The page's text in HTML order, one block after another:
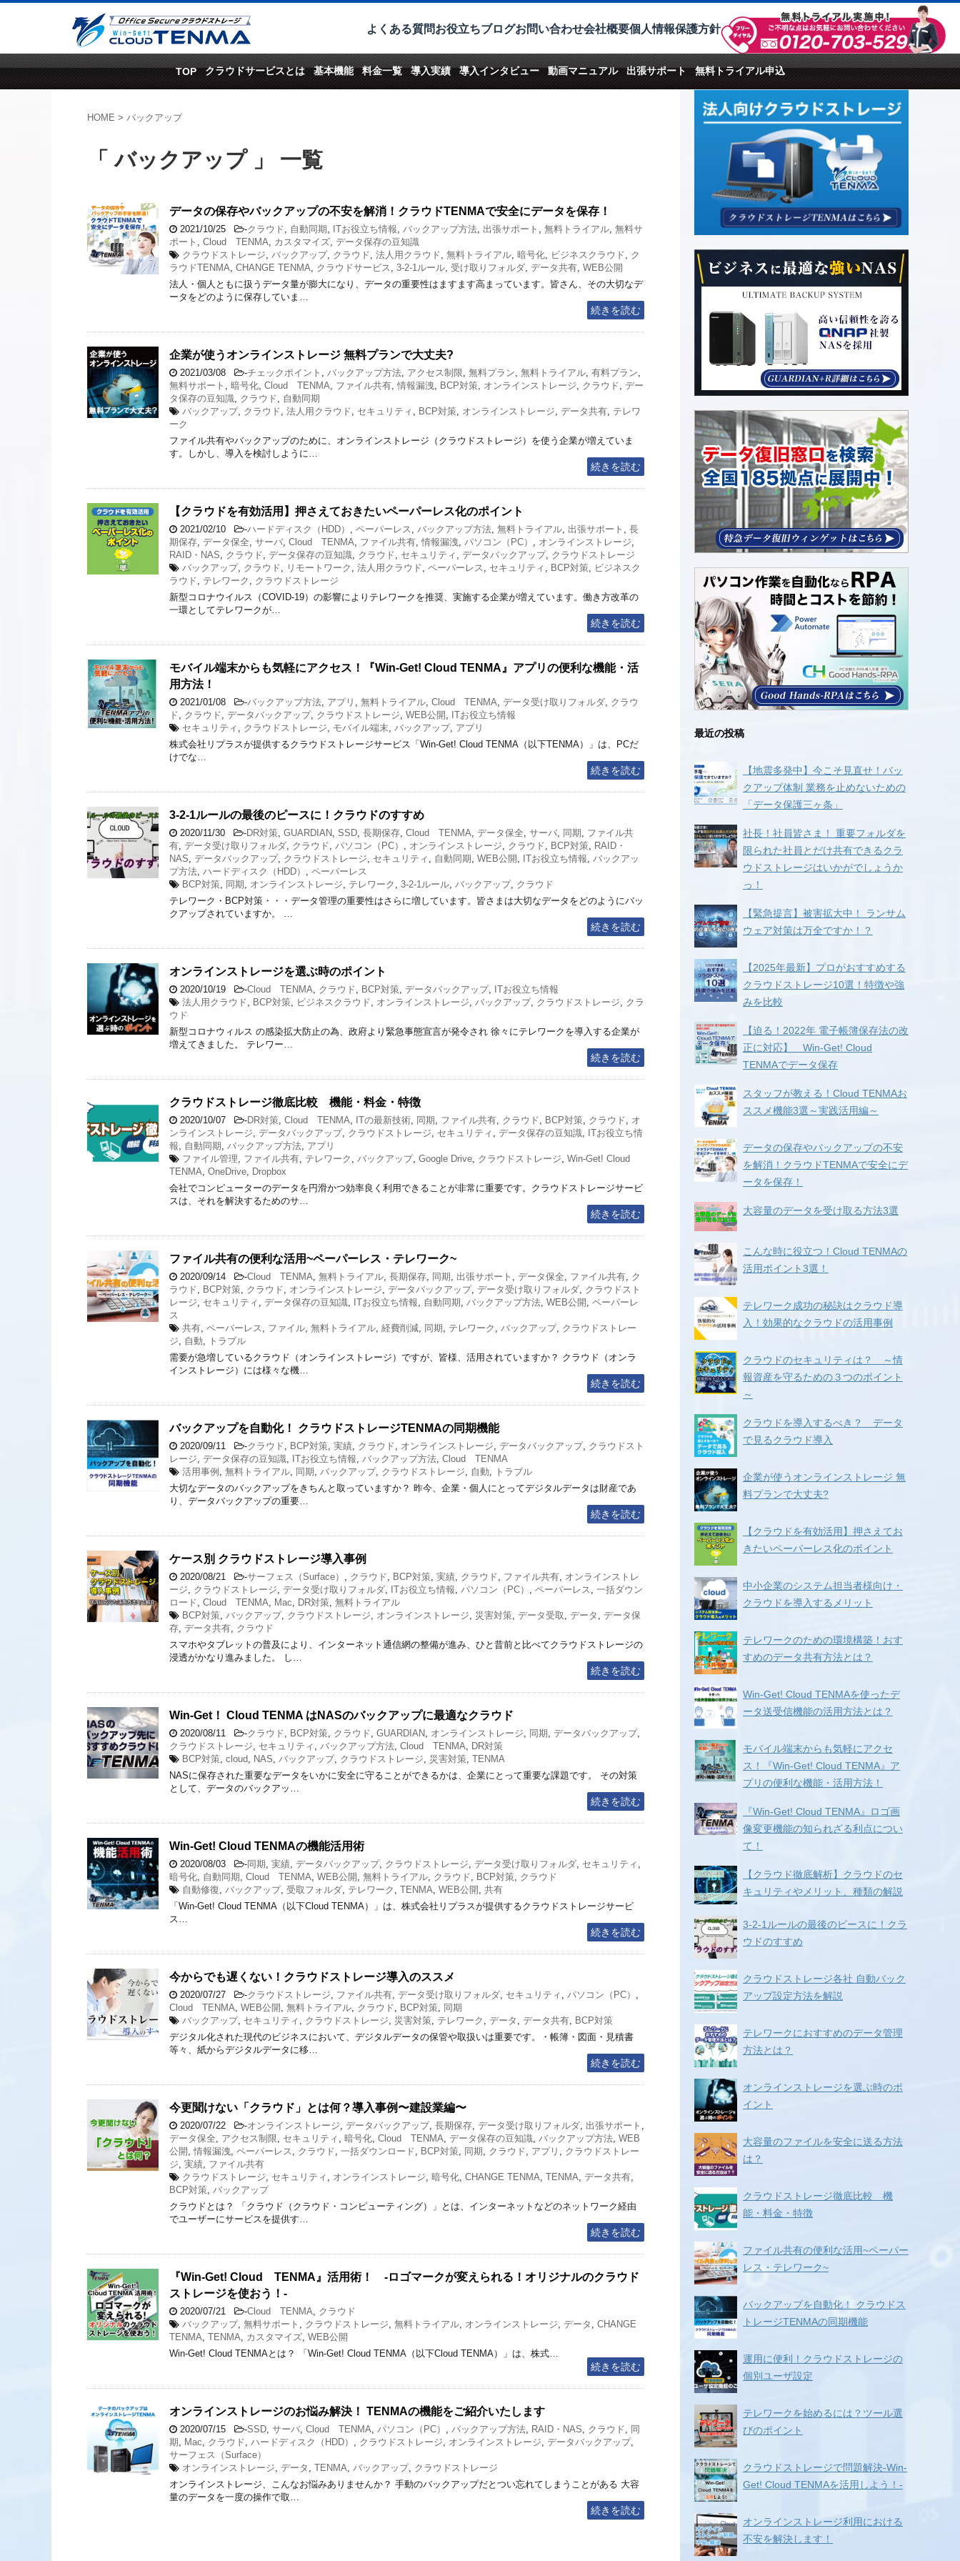
よくある質問お役立ちブログお問い合わせ会社概要個人情報保護方針
TOP クラウドサービスとは 基本機能 料金一覧 導入実績 導入インタビュー 動画マニュアル 出張サポート 無料トライアル申込
HOME > バックアップ
「 バックアップ 」 一覧
データの保存やバックアップの不安を解消！クラウドTENMAで安全にデータを保存！
2021/10/25 -クラウド, 自動同期, ITお役立ち情報, バックアップ方法, 出張サポート , 無料トライアル, 無料サ
ポート , Cloud TENMA, カスタマイズ, データ保存の豆知識
クラウドストレージ, バックアップ, クラウド, 法人用クラウド, 無料トライアル, 暗号化, ビジネスクラウド, ク
ラウドTENMA, CHANGE TENMA, クラウドサービス , 3-2-1ルール, 受け取りフォルダ, データ共有, WEB公開
法人・個人ともに扱うデータ量が膨大になり、データの重要性はますます高まっています。皆さん、その大切なデ
ータをどのように保存していま…
続きを読む
企業が使うオンラインストレージ 無料プランで大丈夫?
2021/03/08 -チェックポイント , バックアップ方法, アクセス制限, 無料プラン, 無料トライアル, 有料プラン,
無料サポート , 暗号化, Cloud TENMA, ファイル共有, 情報漏洩, BCP対策, オンラインストレージ, クラウド, デー
タ保存の豆知識, クラウド, 自動同期
バックアップ, クラウド, 法人用クラウド, セキュリティ , BCP対策, オンラインストレージ, データ共有, テレワ
ーク
ファイル共有やバックアップのために、オンラインストレージ（クラウドストレージ）を使う企業が増えていま
す。しかし、導入を検討しように…
続きを読む
【クラウドを有効活用】押さえておきたいペーパーレス化のポイント
2021/02/10 -ハードディスク（HDD） , ペーパーレス , バックアップ方法, 無料トライアル, 出張サポート , 長
期保存, データ保全, サーバ, Cloud TENMA, ファイル共有, 情報漏洩, パソコン（PC） , オンラインストレージ,
RAID・NAS, クラウド, データ保存の豆知識, クラウド, セキュリティ , データバックアップ, クラウドストレージ
バックアップ, クラウド, リモートワーク , 法人用クラウド, ペーパーレス , セキュリティ , BCP対策, ビジネスク
ラウド, テレワーク , クラウドストレージ
新型コロナウイルス（COVID-19）の影響によりテレワークを推奨、実施する企業が増えています。働き方改革の
一環としてテレワークが…
続きを読む
モバイル端末からも気軽にアクセス！『Win-Get! Cloud TENMA』アプリの便利な機能・活
用方法！
2021/01/08 -バックアップ方法, アプリ , 無料トライアル, Cloud TENMA, データ受け取りフォルダ, クラウ
ド, クラウド, データバックアップ, クラウドストレージ, WEB公開 , ITお役立ち情報
セキュリティ , クラウドストレージ, モバイル端末, バックアップ, アプリ
株式会社リプラスが提供するクラウドストレージサービス「Win-Get! Cloud TENMA（以下TENMA）」は、PCだ
けでな…
続きを読む
3-2-1ルールの最後のピースに！クラウドのすすめ
2020/11/30 -DR対策, GUARDIAN, SSD, 長期保存, Cloud TENMA, データ保全, サーバ, 同期, ファイル共
有, データ受け取りフォルダ, クラウド, パソコン（PC） , オンラインストレージ, クラウド, BCP対策, RAID・
NAS, データバックアップ, クラウドストレージ, セキュリティ , 自動同期, WEB公開 , ITお役立ち情報, バックアッ
プ方法, ハードディスク（HDD） , ペーパーレス
BCP対策, 同期, オンラインストレージ, テレワーク , 3-2-1ルール, バックアップ, クラウド
テレワーク・BCP対策・・・データ管理の重要性はさらに増しています。皆さまは大切なデータをどのようにバッ
クアップされていますか。 …
続きを読む
オンラインストレージを選ぶ時のポイント
2020/10/19 -Cloud TENMA, クラウド, BCP対策, データバックアップ, ITお役立ち情報
法人用クラウド, BCP対策, ビジネスクラウド, オンラインストレージ, バックアップ, クラウドストレージ, クラ
ウド
新型コロナウィルス の感染拡大防止の為、政府より緊急事態宣言が発令され 徐々にテレワークを導入する企業が
増えてきました。 テレワー…
続きを読む
クラウドストレージ徹底比較 機能・料金・特徴
2020/10/07 -DR対策, Cloud TENMA, ITの最新技術, 同期, ファイル共有, クラウド, BCP対策, クラウド, オ
ンラインストレージ, データバックアップ, クラウドストレージ, セキュリティ , データ保存の豆知識, ITお役立ち情
報, 自動同期, バックアップ方法, アプリ
ファイル管理, ファイル共有, テレワーク , バックアップ, Google Drive, クラウドストレージ, Win-Get! Cloud
TENMA, OneDrive, Dropbox
会社でコンピューターのデータを円滑かつ効率良く利用できることが非常に重要です。クラウドストレージサービ
スは、それを解決するためのサ…
続きを読む
ファイル共有の便利な活用~ペーパーレス・テレワーク~
2020/09/14 -Cloud TENMA, 無料トライアル, 長期保存, 同期, 出張サポート , データ保全, ファイル共有, ク
ラウド, BCP対策, クラウド, オンラインストレージ, データバックアップ, データ受け取りフォルダ, クラウドスト
レージ, セキュリティ , データ保存の豆知識, ITお役立ち情報, 自動同期, バックアップ方法, WEB公開 , ペーパーレ
ス
共有, ペーパーレス , ファイル, 無料トライアル, 経費削減, 同期, テレワーク , バックアップ, クラウドストレー
ジ, 自動,
トラブル
需要が急増しているクラウド（オンラインストレージ）ですが、皆様、活用されていますか？ クラウド（オンラ
インストレージ）には様々な機…
続きを読む
バックアップを自動化！ クラウドストレージTENMAの同期機能
2020/09/11 -クラウド, BCP対策, 実績, クラウド, オンラインストレージ, データバックアップ, クラウドスト
レージ, データ保存の豆知識, ITお役立ち情報, バックアップ方法, Cloud TENMA
活用事例 , 無料トライアル, 同期, バックアップ, クラウドストレージ, 自動,
トラブル
大切なデータのバックアップをきちんと取っていますか？ 昨今、企業・個人にとってデジタルデータは財産であ
り、データバックアップの重要…
続きを読む
ケース別 クラウドストレージ導入事例
2020/08/21 -サーフェス（Surface） , クラウド, BCP対策, 実績, クラウド, ファイル共有, オンラインストレ
ージ, クラウドストレージ, データ受け取りフォルダ, ITお役立ち情報, パソコン（PC） , ペーパーレス , 一括ダウン
ロード, Cloud TENMA, Mac, DR対策, 無料トライアル
BCP対策, バックアップ, クラウドストレージ, オンラインストレージ, 災害対策, データ受取 , データ , データ保
存, データ共有, クラウド
スマホやタブレットの普及により、インターネット通信網の整備が進み、ひと昔前と比べてクラウドストレージの
浸透がかなり進みました。 し…
続きを読む
Win-Get！ Cloud TENMA はNASのバックアップに最適なクラウド
2020/08/11 -クラウド, BCP対策, クラウド, GUARDIAN, オンラインストレージ, 同期, データバックアップ,
クラウドストレージ, セキュリティ , バックアップ方法, Cloud TENMA, DR対策
BCP対策, cloud, NAS, バックアップ, クラウドストレージ, 災害対策, TENMA
NASに保存された重要なデータをいかに安全に守ることができるかは、企業にとって重要な課題です。 その対策
として、データのバックアッ…
続きを読む
Win-Get! Cloud TENMAの機能活用術
2020/08/03 -同期, 実績, データバックアップ, クラウドストレージ, データ受け取りフォルダ, セキュリティ ,
暗号化, 自動同期, Cloud TENMA, WEB公開 , 無料トライアル, クラウド, BCP対策, クラウド
自動修復, バックアップ, 受取フォルダ, テレワーク , TENMA, WEB公開 , 共有
「Win-Get! Cloud TENMA（以下Cloud TENMA）」は、株式会社リプラスが提供するクラウドストレージサービ
ス…
続きを読む
今からでも遅くない！クラウドストレージ導入のススメ
2020/07/27 -クラウドストレージ, ファイル共有, データ受け取りフォルダ, セキュリティ , パソコン（PC） ,
Cloud TENMA, WEB公開 , 無料トライアル, クラウド, BCP対策, 同期
バックアップ, セキュリティ , クラウドストレージ, 災害対策, テレワーク , データ , データ共有, BCP対策
デジタル化された現代のビジネスにおいて、デジタルデータの保管や取扱いは重要です。・帳簿・図面・見積書
等々、紙からデジタルデータに移…
続きを読む
今更聞けない「クラウド」とは何？導入事例〜建設業編〜
2020/07/22 -オンラインストレージ, データバックアップ, 長期保存, データ受け取りフォルダ, 出張サポート ,
データ保全, アクセス制限, セキュリティ , 暗号化, Cloud TENMA, データ保存の豆知識, バックアップ方法, WEB
公開 , 情報漏洩, ペーパーレス , クラウド, 一括ダウンロード, BCP対策, 同期, クラウド, アプリ , クラウドストレー
ジ, 実績, ファイル共有
クラウドストレージ, セキュリティ , オンラインストレージ, 暗号化, CHANGE TENMA, TENMA, データ共有,
BCP対策, バックアップ
クラウドとは？ 「クラウド（クラウド・コンピューティング）」とは、インターネットなどのネットワーク経由
でユーザーにサービスを提供す…
続きを読む
『Win-Get! Cloud TENMA』活用術！ -ロゴマークが変えられる！オリジナルのクラウド
ストレージを使おう！-
2020/07/21 -Cloud TENMA, クラウド
バックアップ, 無料サポート , クラウドストレージ, 無料トライアル, オンラインストレージ, データ , CHANGE
TENMA, TENMA, カスタマイズ, WEB公開
Win-Get! Cloud TENMAとは？ 「Win-Get! Cloud TENMA（以下Cloud TENMA）」は、株式…
続きを読む
オンラインストレージのお悩み解決！ TENMAの機能をご紹介いたします
2020/07/15 -SSD, サーバ, Cloud TENMA, パソコン（PC） , バックアップ方法, RAID・NAS, クラウド, 同
期, Mac, クラウド, ハードディスク（HDD） , クラウドストレージ, オンラインストレージ, データバックアップ,
サーフェス（Surface）
オンラインストレージ, データ , TENMA, バックアップ, クラウドストレージ
オンラインストレージ、こんなお悩みありませんか？ 手動のバックアップだとつい忘れてしまうことがある 大容
量のデータを一度の操作で取…
続きを読む
最近の投稿
【地震多発中】今こそ見直せ！バッ
クアップ体制 業務を止めないための
「データ保護三ヶ条」
社長！社員皆さま！ 重要フォルダを
限られた社員とだけ共有できるクラ
ウドストレージはいかがでしょうか
っ！
【緊急提言】被害拡大中！ ランサム
ウェア対策は万全ですか！？
【2025年最新】プロがおすすめする
クラウドストレージ10選！特徴や強
みを比較
【迫る！2022年 電子帳簿保存法の改
正に対応】 Win-Get! Cloud
TENMAでデータ保存
スタッフが教える！Cloud TENMAお
ススメ機能3選～実践活用編～
データの保存やバックアップの不安
を解消！クラウドTENMAで安全にデ
ータを保存！
大容量のデータを受け取る方法3選
こんな時に役立つ！Cloud TENMAの
活用ポイント3選！
テレワーク成功の秘訣はクラウド導
入！効果的なクラウドの活用事例
クラウドのセキュリティは？ ～情
報資産を守るための３つのポイント
～
クラウドを導入するべき？ データ
で見るクラウド導入
企業が使うオンラインストレージ 無
料プランで大丈夫?
【クラウドを有効活用】押さえてお
きたいペーパーレス化のポイント
中小企業のシステム担当者様向け・
クラウドを導入するメリット
テレワークのための環境構築！おす
すめのデータ共有方法とは？
Win-Get! Cloud TENMAを使ったデ
ータ送受信機能の活用方法とは？
モバイル端末からも気軽にアクセ
ス！『Win-Get! Cloud TENMA』ア
プリの便利な機能・活用方法！
『Win-Get! Cloud TENMA』ロゴ画
像変更機能の知られざる利点につい
て！
【クラウド徹底解析】クラウドのセ
キュリティやメリット、種類の解説
3-2-1ルールの最後のピースに！クラ
ウドのすすめ
クラウドストレージ各社 自動バック
アップ設定方法を解説
テレワークにおすすめのデータ管理
方法とは？
オンラインストレージを選ぶ時のポ
イント
大容量のファイルを安全に送る方法
は？
クラウドストレージ徹底比較 機
能・料金・特徴
ファイル共有の便利な活用~ペーパー
レス・テレワーク~
バックアップを自動化！ クラウドス
トレージTENMAの同期機能
運用に便利！クラウドストレージの
個別ユーザ設定
テレワークを始めるには？ツール選
びのポイント
クラウドストレージで問題解決-Win-
Get! Cloud TENMAを活用しよう！-
オンラインストレージ利用における
不安を解決します！